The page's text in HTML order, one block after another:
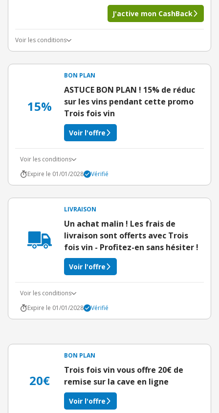
J'active mon CashBack
Voir les conditions
15%
BON PLAN
ASTUCE BON PLAN ! 15% de réduc
sur les vins pendant cette promo
Trois fois vin
Voir l'offre
Voir les conditions
Expire le 01/01/2028
Vérifié
LIVRAISON
Un achat malin ! Les frais de
livraison sont offerts avec Trois
fois vin - Profitez-en sans hésiter !
Voir l'offre
Voir les conditions
Expire le 01/01/2028
Vérifié
20€
BON PLAN
Trois fois vin vous offre 20€ de
remise sur la cave en ligne
Voir l'offre